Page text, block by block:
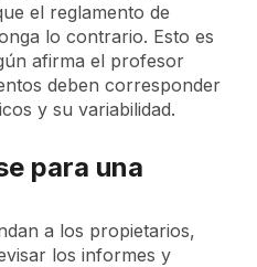
el reglamento de
lo contrario. Esto es
afirma el profesor
deben corresponder
y su variabilidad.
para una
a los propietarios,
los informes y